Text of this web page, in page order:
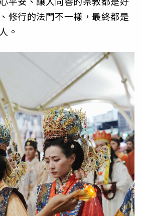
修行的法門不一樣，最終都是
。